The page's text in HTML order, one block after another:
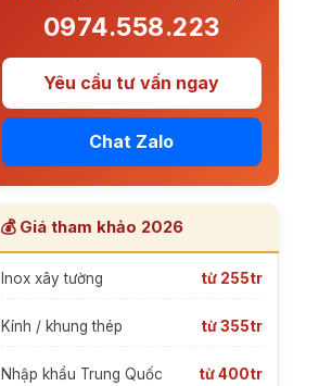
0974.558.223
Yêu cầu tư vấn ngay
Chat Zalo
💰 Giá tham khảo 2026
Inox xây tường từ 255tr
Kính / khung thép từ 355tr
Nhập khẩu Trung Quốc từ 400tr